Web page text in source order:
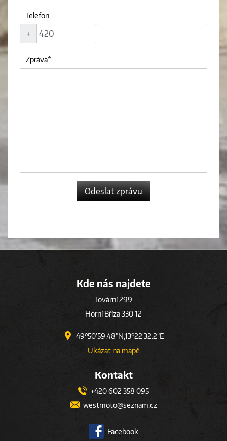
Telefon
+
Zpráva
Odeslat zprávu
Kde nás najdete
Tovární 299
Horní Bříza 330 12
49°50'59.48"N,13°22'32.2"E
Ukázat na mapě
Kontakt
+420 602 358 095
westmoto@seznam.cz
Facebook